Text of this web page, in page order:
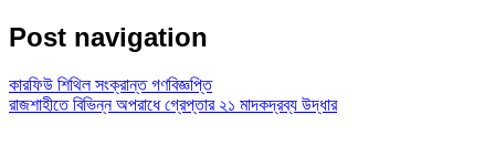
Post navigation
কারফিউ শিথিল সংক্রান্ত গণবিজ্ঞপ্তি
রাজশাহীতে বিভিন্ন অপরাধে গ্রেপ্তার ২১ মাদকদ্রব্য উদ্ধার